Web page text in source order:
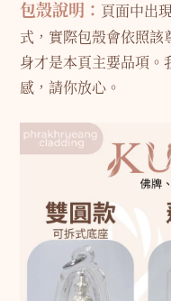
包殼說明： 頁面中出
式，實際包殼會依照該
身才是本頁主要品項。
感，請你放心。